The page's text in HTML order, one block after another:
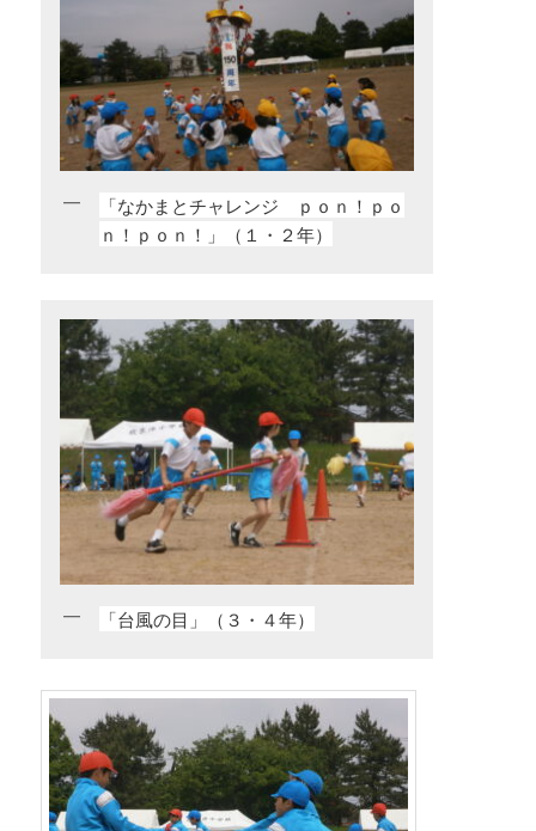
「なかまとチャレンジ ｐｏｎ！ｐｏ
ｎ！ｐｏｎ！」（１・２年）
「台風の目」（３・４年）